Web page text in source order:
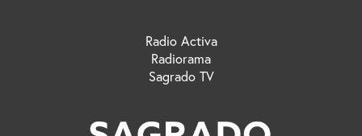
Radio Activa
Radiorama
Sagrado TV